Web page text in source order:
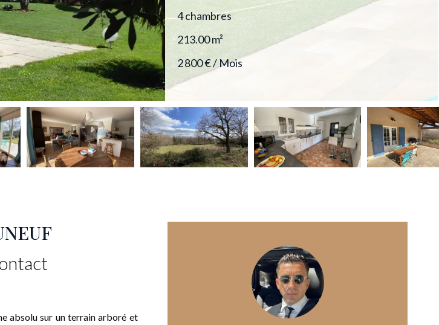
4 chambres
213.00m²
2 800 € / Mois
absolu sur un terrain arboré et